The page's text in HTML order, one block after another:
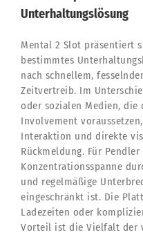
Unterhaltungslösung
Mental 2 Slot präsentiert
bestimmtes
nach schnellem,
Zeitvertreib. Im
oder sozialen Medien,
Involvement
Interaktion und direkte
Rückmeldung. Für
Konzentrationsspanne
und regelmäßige
eingeschränkt ist. Die
Ladezeiten oder
Vorteil ist die Vielfalt der